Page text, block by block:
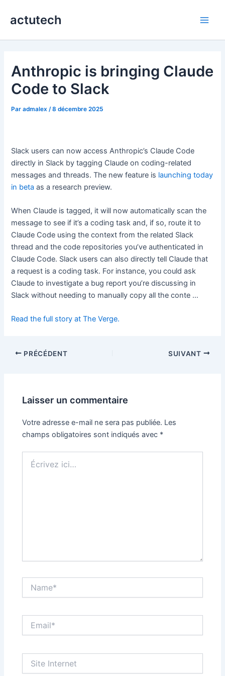
actutech
Anthropic is bringing Claude
Code to Slack
Paradmalex /8 décembre 2025
Slack users can now access Anthropic’s Claude Code
directly in Slack by tagging Claude on coding-related
messages and threads. The new feature is launching today
in beta as a research preview.
When Claude is tagged, it will now automatically scan the
message to see if it’s a coding task and, if so, route it to
Claude Code using the context from the related Slack
thread and the code repositories you’ve authenticated in
Claude Code. Slack users can also directly tell Claude that
a request is a coding task. For instance, you could ask
Claude to investigate a bug report you’re discussing in
Slack without needing to manually copy all the conte …
Read the full story at The Verge.
PRÉCÉDENT SUIVANT
Laisser un commentaire
Votre adresse e-mail ne sera pas publiée. Les
champs obligatoires sont indiqués avec *
ici…
Internet